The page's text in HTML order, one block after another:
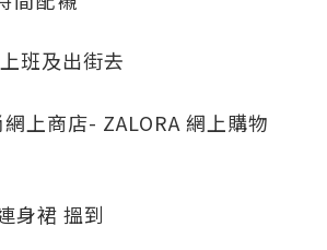
班及出街去
網上商店- ZALORA 網上購物
身裙 搵到